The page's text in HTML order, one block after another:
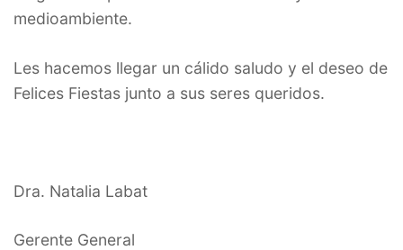
medioambiente.
Les hacemos llegar un cálido saludo y el deseo de
Felices Fiestas junto a sus seres queridos.
Dra. Natalia Labat
Gerente General